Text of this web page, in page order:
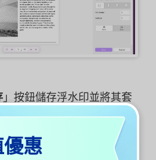
」按鈕儲存浮水印並將其套
在 Mac 上為 PDF 新增浮
優惠